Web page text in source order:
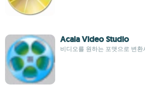
Acala Video Studio
비디오를 원하는 포맷으로 변환